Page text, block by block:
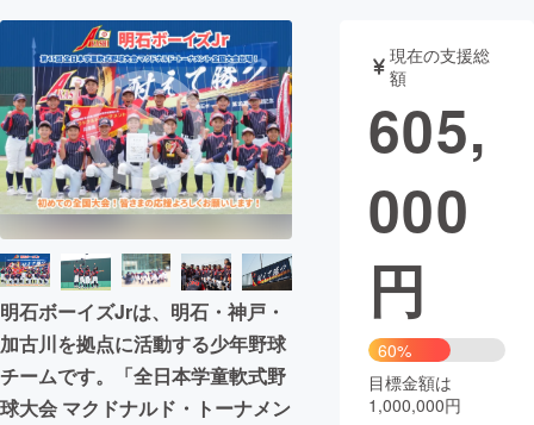
テクノロジー・ガジェット
映像・映画 書籍・雑誌
ビジネス・起業 チャレンジ
まちづくり・地域活性化
CAMPFIRE for Social Good
CAMPFIRE Creation
CAMPFIREふるさと納税machi-ya コミュニティ
明石ボーイズJrは、明石・神戸・
加古川を拠点に活動する少年野球
チームです。「全日本学童軟式野
球大会 マクドナルド・トーナメン
現在の支援総
額
605,
000
円
60%
目標金額は
1,000,000円